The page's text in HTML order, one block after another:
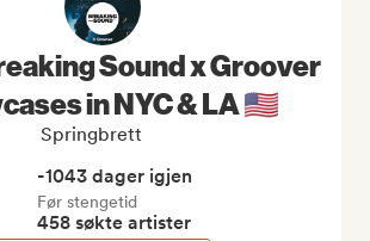
Sound x Groover
in NYC & LA 🇺🇸
Springbrett
-1043 dager igjen
Før stengetid
458 søkte artister